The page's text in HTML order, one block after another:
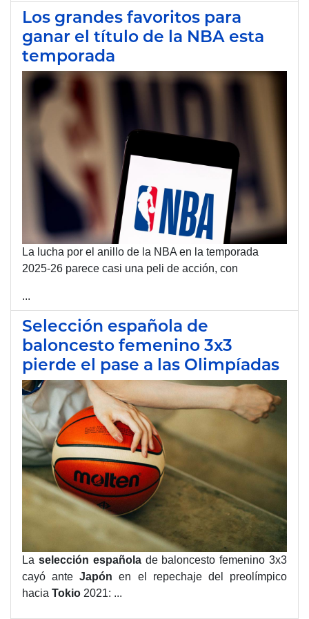
Los grandes favoritos para
ganar el título de la NBA esta
temporada
La lucha por el anillo de la NBA en la temporada
2025-26 parece casi una peli de acción, con
...
Selección española de
baloncesto femenino 3x3
pierde el pase a las Olimpíadas
La selección españolade baloncesto femenino 3x3
cayó anteJapón en el repechaje del preolímpico
hacia Tokio 2021: ...